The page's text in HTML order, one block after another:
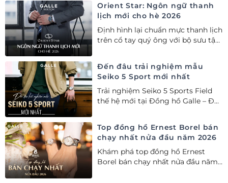
Orient Star: Ngôn ngữ thanh
lịch mới cho hè 2026
Định hình lại chuẩn mực thanh lịch
trên cổ tay quý ông với bộ sưu tập
Đến đâu trải nghiệm mẫu
Seiko 5 Sport mới nhất
Trải nghiệm Seiko 5 Sports Field
thế hệ mới tại Đồng hồ Galle – Đại
Top đồng hồ Ernest Borel bán
chạy nhất nửa đầu năm 2026
Khám phá top đồng hồ Ernest
Borel bán chạy nhất nửa đầu năm